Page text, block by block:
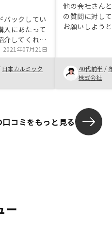
バックしてい
入にあたって
介してくれる
維持。サービ
2021年07月21日
日本カルミック
他の会社さん
の質問に対し
お願いしよう
とができまし
ならないのか
なお安心です
込み口座の開
えて頂くと安
40代前半 /
株式会社
コミをもっと見る
ー